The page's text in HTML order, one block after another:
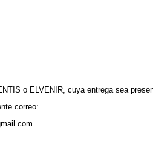
o ELVENIR, cuya entrega sea
correo: